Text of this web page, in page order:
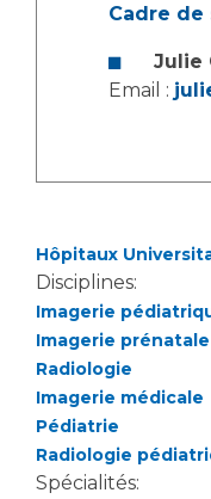
La Commission
Les Comités
Nos indicateurs
Protection
Sécurité
Rôles et missions
Cadre de
Julie
Email :
Hôpitaux
Disciplines:
Imagerie
Imagerie prénatale
Radiologie
Imagerie médicale
Pédiatrie
Radiologie
Spécialités: